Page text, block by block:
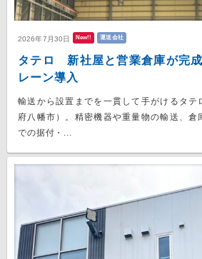
2026年7月30日 New!! 運送会社
タテロ 新社屋と営業倉庫が完
レーン導入
輸送から設置までを一貫して手がけるタテ
府八幡市）。精密機器や重量物の輸送、倉
での据付・...